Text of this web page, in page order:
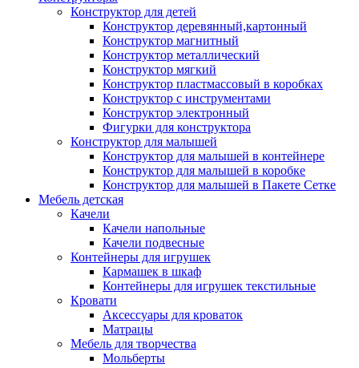
Конструктор для детей
Конструктор деревянный,картонный
Конструктор магнитный
Конструктор металлический
Конструктор мягкий
Конструктор пластмассовый в коробках
Конструктор с инструментами
Конструктор электронный
Фигурки для конструктора
Конструктор для малышей
Конструктор для малышей в контейнере
Конструктор для малышей в коробке
Конструктор для малышей в Пакете Сетке
Мебель детская
Качели
Качели напольные
Качели подвесные
Контейнеры для игрушек
Кармашек в шкаф
Контейнеры для игрушек текстильные
Кровати
Аксессуары для кроваток
Матрацы
Мебель для творчества
Мольберты